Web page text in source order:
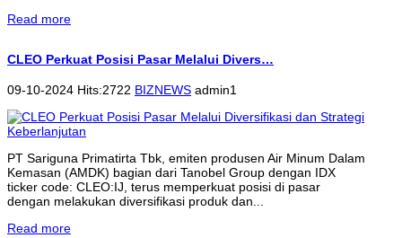
Read more
CLEO Perkuat Posisi Pasar Melalui Divers…
09-10-2024 Hits:2722 BIZNEWS admin1
PT Sariguna Primatirta Tbk, emiten produsen Air Minum Dalam
Kemasan (AMDK) bagian dari Tanobel Group dengan IDX
ticker code: CLEO:IJ, terus memperkuat posisi di pasar
dengan melakukan diversifikasi produk dan...
Read more